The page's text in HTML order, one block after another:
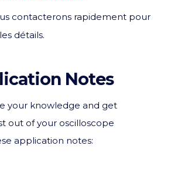
contacterons rapidement pour
détails.
Notes
your knowledge and get
out of your oscilloscope
application notes: